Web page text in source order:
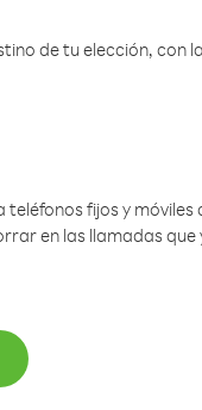
de tu elección, con
fijos y móviles
en las llamadas que